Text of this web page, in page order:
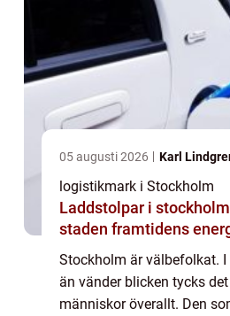
05 augusti 2026 Karl
logistikmark i Stockholm
Laddstolpar i stockholm så bygger
staden framtidens
Stockholm är välbefolkat.
än vänder blicken tycks
människor överallt. Den